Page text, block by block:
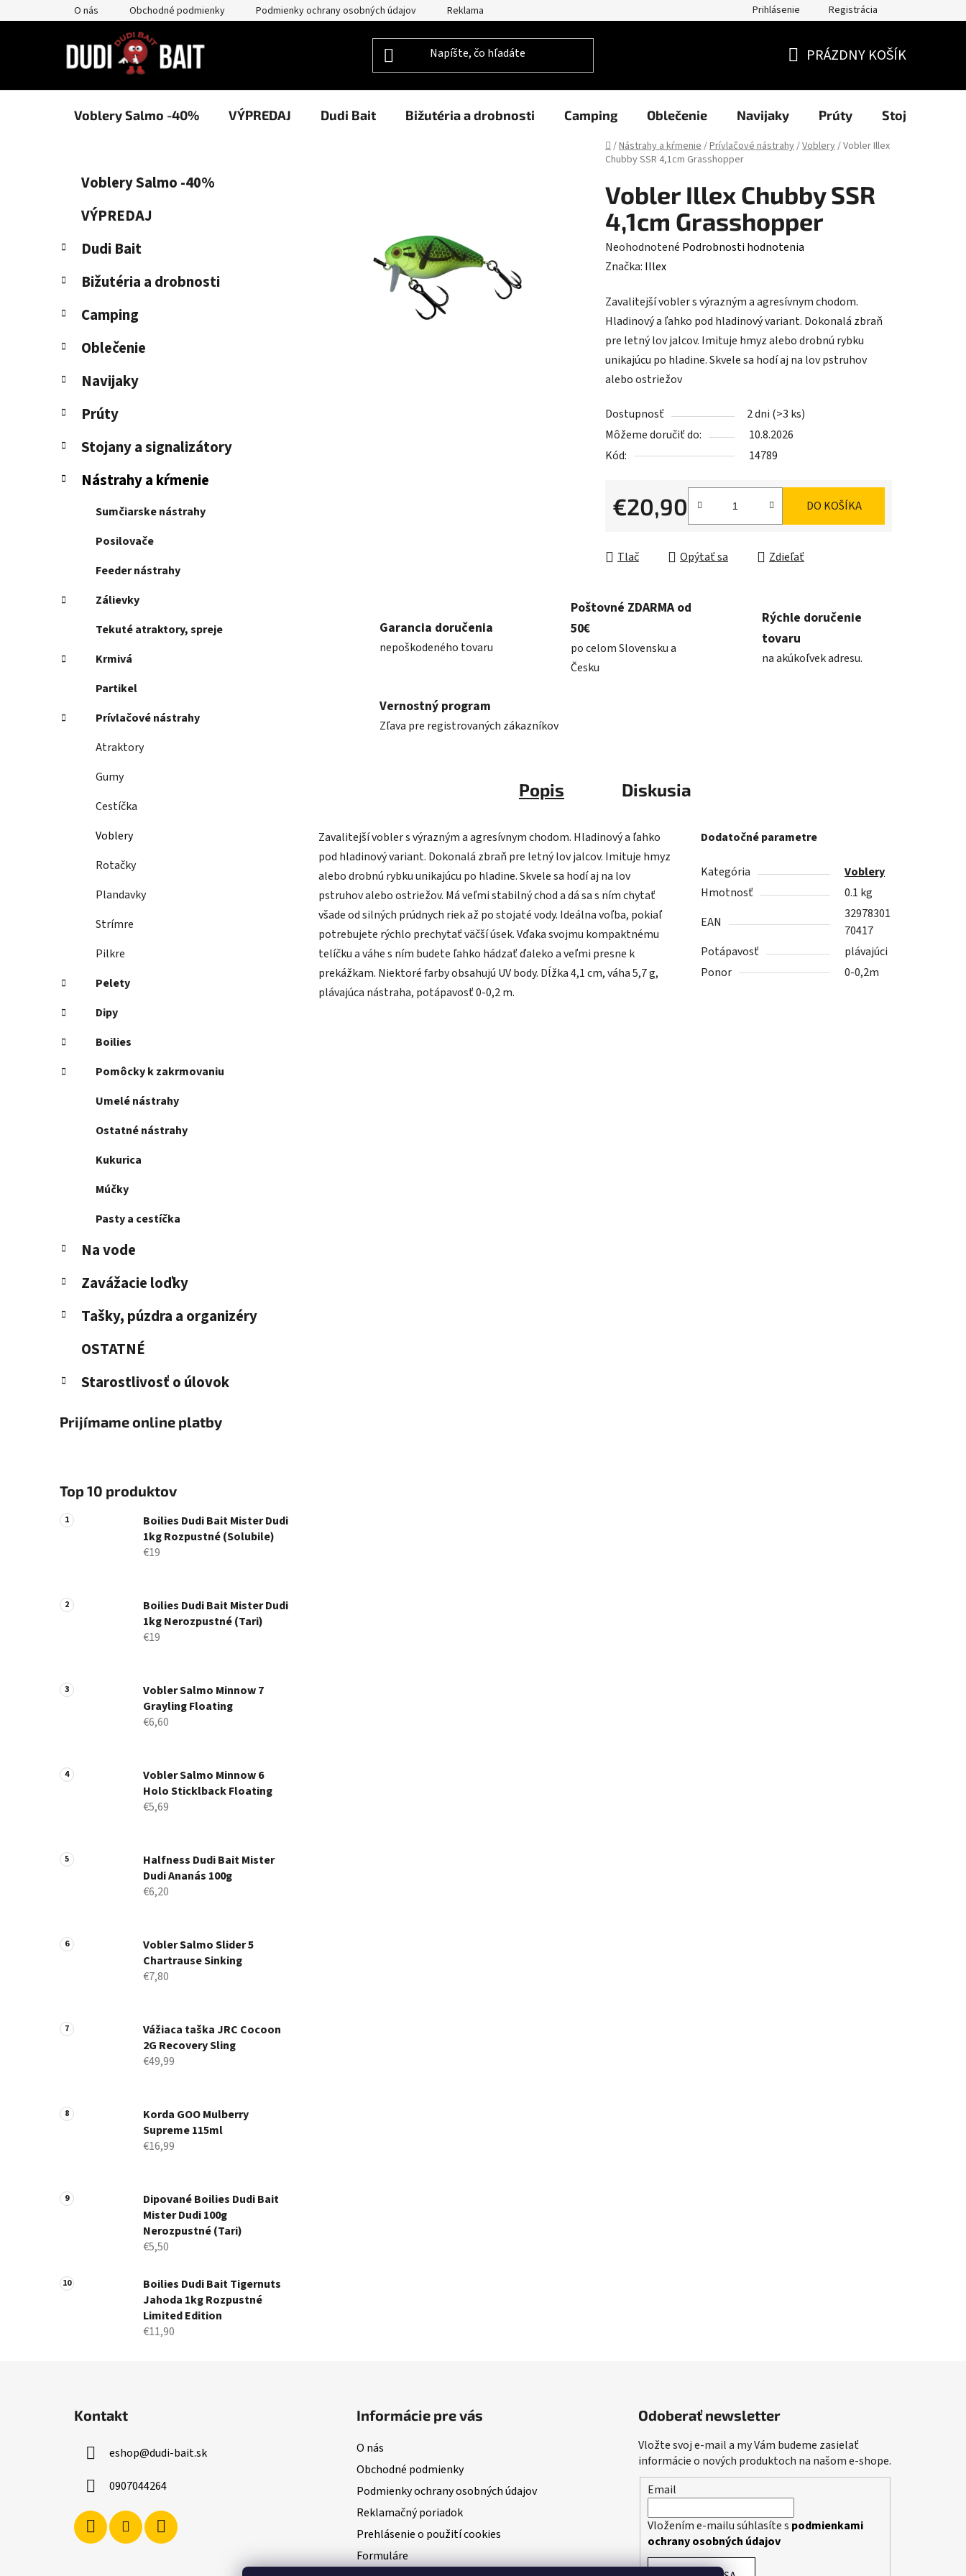
na
O nás Obchodné podmienky Podmienky ochrany osobných údajov Reklamačný poriadok Formuláre NAŠI PARTNERI -
Prihlásenie Registrácia
KOŠÍK
PRÁZDNY KOŠÍK
Voblery Salmo -40% VÝPREDAJ Dudi Bait Bižutéria a drobnosti Camping Oblečenie Navijaky Prúty Stojany a
Domov
/Nástrahy a kŕmenie/Prívlačové nástrahy/Voblery/Vobler Illex
Chubby SSR 4,1cm Grasshopper
ý
a
n
l
Preskočiť
kategórie
ó
i
Voblery Salmo -40%
VÝPREDAJ
Dudi Bait
Bižutéria a drobnosti
Camping
Oblečenie
Navijaky
Prúty
Stojany a signalizátory
Nástrahy a kŕmenie
Sumčiarske nástrahy
Posilovače
Feeder nástrahy
Zálievky
Tekuté atraktory, spreje
Krmivá
Partikel
Prívlačové nástrahy
Atraktory
Gumy
Cestíčka
Voblery
Rotačky
Plandavky
Strímre
Pilkre
Pelety
Dipy
Boilies
Pomôcky k zakrmovaniu
Umelé nástrahy
Ostatné nástrahy
Kukurica
Múčky
Pasty a cestíčka
Na vode
Zavážacie loďky
Tašky, púzdra a organizéry
OSTATNÉ
Starostlivosť o úlovok
Prijímame online platby
Top 10 produktov
Boilies Dudi Bait Mister Dudi
1kg Rozpustné (Solubile)
€19
Boilies Dudi Bait Mister Dudi
1kg Nerozpustné (Tari)
€19
Vobler Salmo Minnow 7
Grayling Floating
€6,60
Vobler Salmo Minnow 6
Holo Sticklback Floating
€5,69
Halfness Dudi Bait Mister
Dudi Ananás 100g
€6,20
Vobler Salmo Slider 5
Chartrause Sinking
€7,80
Vážiaca taška JRC Cocoon
2G Recovery Sling
€49,99
Korda GOO Mulberry
Supreme 115ml
€16,99
Dipované Boilies Dudi Bait
Mister Dudi 100g
Nerozpustné (Tari)
€5,50
Boilies Dudi Bait Tigernuts
Jahoda 1kg Rozpustné
Limited Edition
€11,90
Vobler Illex Chubby SSR
4,1cm Grasshopper
Priemerné
hodnotenie
je
0,0
z
5
hviezdičiek.
Neohodnotené Podrobnosti hodnotenia
Značka: Illex
Zavalitejší vobler s výrazným a agresívnym chodom.
Hladinový a ľahko pod hladinový variant. Dokonalá zbraň
pre letný lov jalcov. Imituje hmyz alebo drobnú rybku
unikajúcu po hladine. Skvele sa hodí aj na lov pstruhov
alebo ostriežov
Dostupnosť 2 dni (>3 ks)
Môžeme doručiť do:
10.8.2026
Kód:
14789
€20,90
Jednotková cena:
DO KOŠÍKA
Tlač Opýtať sa Zdieľať
Garancia doručenia
nepoškodeného tovaru
Poštovné ZDARMA od
50€
po celom Slovensku a
Česku
Rýchle doručenie
tovaru
na akúkoľvek adresu.
Vernostný program
Zľava pre registrovaných zákazníkov
Popis Diskusia
Zavalitejší vobler s výrazným a agresívnym chodom. Hladinový a ľahko
pod hladinový variant. Dokonalá zbraň pre letný lov jalcov. Imituje hmyz
alebo drobnú rybku unikajúcu po hladine. Skvele sa hodí aj na lov
pstruhov alebo ostriežov. Má veľmi stabilný chod a dá sa s ním chytať
všade od silných prúdnych riek až po stojaté vody. Ideálna voľba, pokiaľ
potrebujete rýchlo prechytať väčší úsek. Vďaka svojmu kompaktnému
telíčku a váhe s ním budete ľahko hádzať ďaleko a veľmi presne k
prekážkam. Niektoré farby obsahujú UV body. Dĺžka 4,1 cm, váha 5,7 g,
plávajúca nástraha, potápavosť 0-0,2 m.
Dodatočné parametre
Kategória
Voblery
Hmotnosť
0.1 kg
EAN
32978301
70417
Potápavosť
plávajúci
Ponor
0-0,2m
Kontakt
eshop@dudi-bait.sk
0907044264
Informácie pre vás
O nás
Obchodné podmienky
Podmienky ochrany osobných údajov
Reklamačný poriadok
Prehlásenie o použití cookies
Formuláre
Odoberať newsletter
Vložte svoj e-mail a my Vám budeme zasielať
informácie o nových produktoch na našom e-shope.
Email
Vložením e-mailu súhlasíte s podmienkami
ochrany osobných údajov